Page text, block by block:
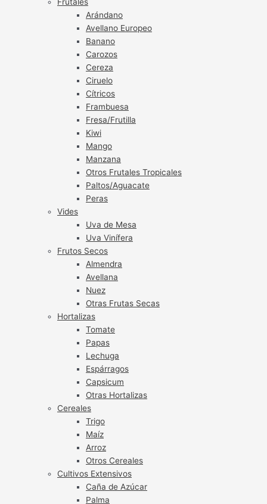
Arándano
Avellano Europeo
Banano
Carozos
Cereza
Ciruelo
Cítricos
Frambuesa
Fresa/Frutilla
Kiwi
Mango
Manzana
Otros Frutales Tropicales
Paltos/Aguacate
Peras
Vides
Uva de Mesa
Uva Vinífera
Frutos Secos
Almendra
Avellana
Nuez
Otras Frutas Secas
Hortalizas
Tomate
Papas
Lechuga
Espárragos
Capsicum
Otras Hortalizas
Cereales
Trigo
Maíz
Arroz
Otros Cereales
Cultivos Extensivos
Caña de Azúcar
Palma